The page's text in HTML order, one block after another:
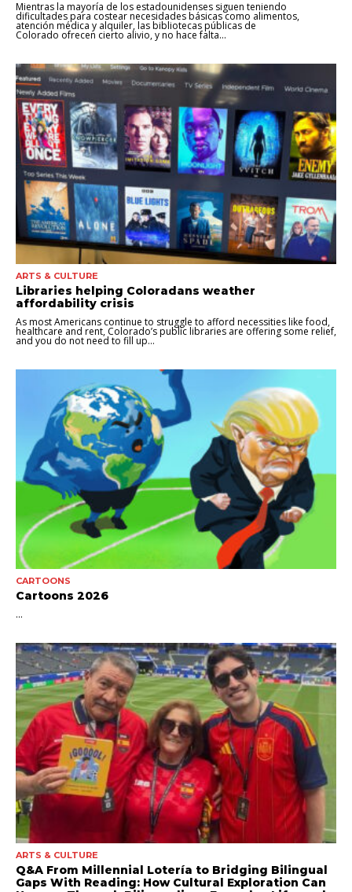
Mientras la mayoría de los estadounidenses siguen teniendo
dificultades para costear necesidades básicas como alimentos,
atención médica y alquiler, las bibliotecas públicas de
Colorado ofrecen cierto alivio, y no hace falta...
ARTS & CULTURE
Libraries helping Coloradans weather
affordability crisis
As most Americans continue to struggle to afford necessities like food,
healthcare and rent, Colorado’s public libraries are offering some relief,
and you do not need to fill up...
CARTOONS
Cartoons 2026
...
ARTS & CULTURE
Q&A From Millennial Lotería to Bridging Bilingual
Gaps With Reading: How Cultural Exploration Can